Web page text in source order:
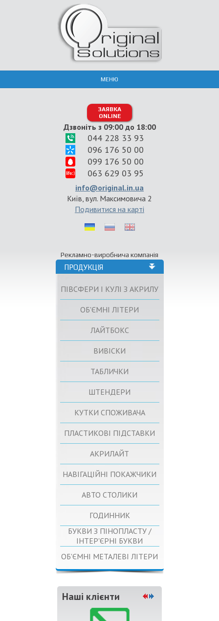
МЕНЮ
ЗАЯВКА
ONLINE
Дзвоніть з 09:00 до 18:00
044 228 33 93
096 176 50 00
099 176 50 00
063 629 03 95
info@original.in.ua
Київ, вул. Максимовича 2
Подивитися на карті
Рекламно-виробнича компанія
ПРОДУКЦІЯ
ПІВСФЕРИ І КУЛІ З АКРИЛУ
ОБ'ЄМНІ ЛІТЕРИ
ЛАЙТБОКС
ВИВІСКИ
ТАБЛИЧКИ
ШТЕНДЕРИ
КУТКИ СПОЖИВАЧА
ПЛАСТИКОВІ ПІДСТАВКИ
АКРИЛАЙТ
НАВІГАЦІЙНІ ПОКАЖЧИКИ
АВТО СТОЛИКИ
ГОДИННИК
БУКВИ З ПІНОПЛАСТУ /
ІНТЕР'ЄРНІ БУКВИ
ОБ'ЄМНІ МЕТАЛЕВІ ЛІТЕРИ
Наші клієнти